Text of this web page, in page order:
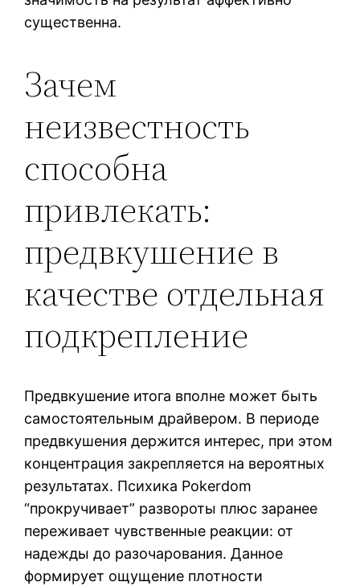
существенна.
Зачем
неизвестность
способна
привлекать:
предвкушение в
качестве отдельная
подкрепление
Предвкушение итога вполне может быть
самостоятельным драйвером. В периоде
предвкушения держится интерес, при этом
концентрация закрепляется на вероятных
результатах. Психика Pokerdom
“прокручивает” развороты плюс заранее
переживает чувственные реакции: от
надежды до разочарования. Данное
формирует ощущение плотности